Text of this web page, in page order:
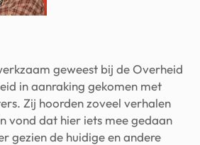
geweest bij de Overheid
in aanraking gekomen met
Zij hoorden zoveel verhalen
vond dat hier iets mee gedaan
gezien de huidige en andere